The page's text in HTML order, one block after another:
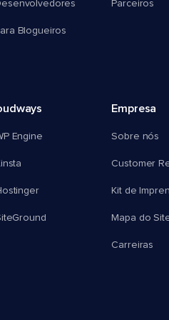
Blogueiros
Parceiros
Engine
Empresa
Sobre nós
Customer
Kit de
Mapa do
Carreiras